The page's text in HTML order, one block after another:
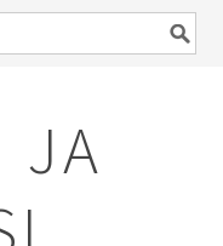
JA